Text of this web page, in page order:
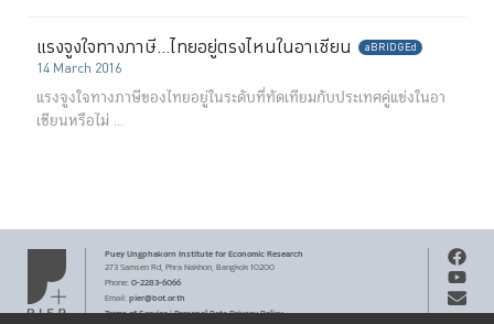
แรงจูงใจทางภาษี…ไทยอยู่ตรงไหนในอาเซียน aBRIDGEd
14 March 2016
แรงจูงใจทางภาษีของไทยอยู่ในระดับที่ทัดเทียมกับประเทศคู่แข่งในอา
เชียนหรือไม่ ...
Puey Ungphakorn Institutefor Economic Research
273 Samsen Rd,Phra Nakhon,Bangkok 10200
Phone: 0-2283-6066
Email: pier@bot.or.th
Terms of Service|Personal Data Privacy Policy